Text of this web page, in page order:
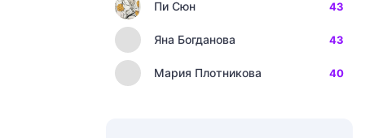
Пи Сюн 43
Яна Богданова 43
Мария Плотникова 40